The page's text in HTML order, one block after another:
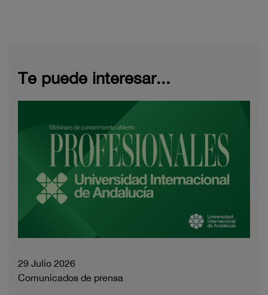
Te puede interesar...
29 Julio 2026
Comunicados de prensa